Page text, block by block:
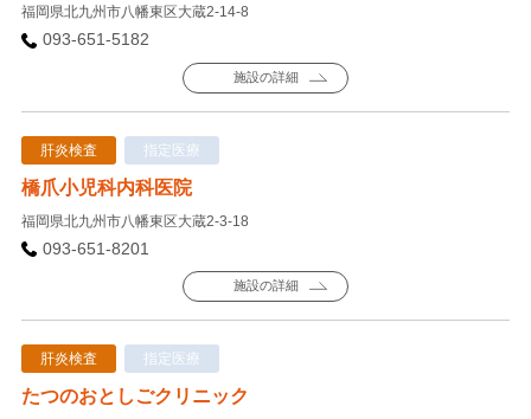
福岡県北九州市八幡東区大蔵2-14-8
093-651-5182
施設の詳細
肝炎検査 指定医療
橋爪小児科内科医院
福岡県北九州市八幡東区大蔵2-3-18
093-651-8201
施設の詳細
肝炎検査 指定医療
たつのおとしごクリニック